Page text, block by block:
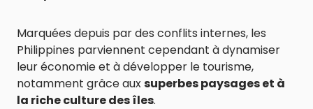
Marquées depuis par des conflits internes, les
Philippines parviennent cependant à dynamiser
leur économie et à développer le tourisme,
notamment grâce auxsuperbes paysages et à
la riche culture des îles.